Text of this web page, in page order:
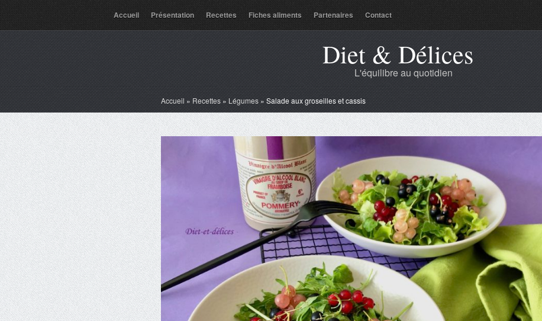
Accueil Présentation Recettes Fiches aliments Partenaires Contact
Diet & Délices
L'équilibre au quotidien
Accueil » Recettes » Légumes » Salade aux groseilles et cassis